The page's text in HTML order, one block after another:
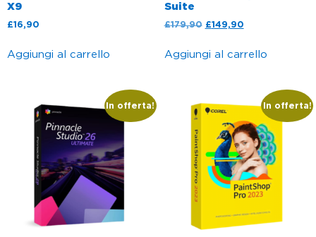
X9
£16,90
Aggiungi al carrello
Suite
£179,90 £149,90
Aggiungi al carrello
In offerta! In offerta!